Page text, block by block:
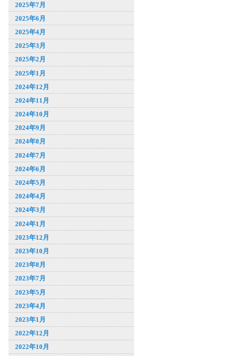
2025年7月
2025年6月
2025年4月
2025年3月
2025年2月
2025年1月
2024年12月
2024年11月
2024年10月
2024年9月
2024年8月
2024年7月
2024年6月
2024年5月
2024年4月
2024年3月
2024年1月
2023年12月
2023年10月
2023年8月
2023年7月
2023年5月
2023年4月
2023年1月
2022年12月
2022年10月